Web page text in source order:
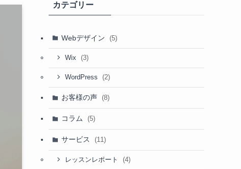
カテゴリー
Webデザイン (5)
Wix (3)
WordPress (2)
お客様の声 (8)
コラム (5)
サービス (11)
レッスンレポート (4)